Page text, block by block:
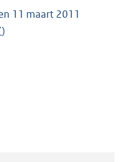
11 maart 2011
)